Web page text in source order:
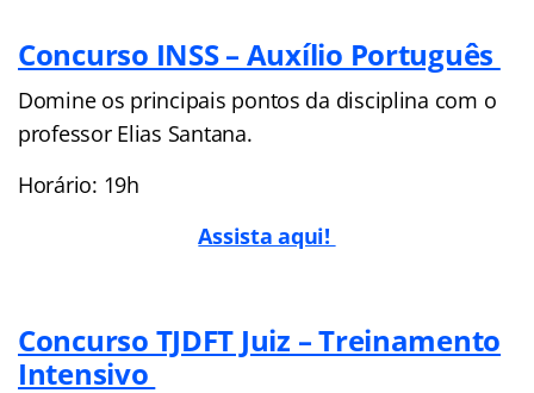
Concurso INSS – Auxílio Português
Domine os principais pontos da disciplina com o
professor Elias Santana.
Horário: 19h
Assista aqui!
Concurso TJDFT Juiz – Treinamento
Intensivo